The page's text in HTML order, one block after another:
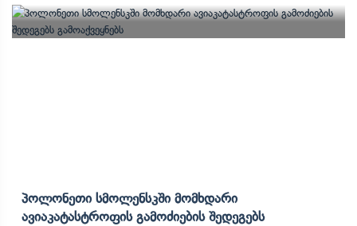
Პოლონეთი Სმოლენსკში Მომხდარი
Ავიაკატასტროფის Გამოძიების Შედეგებს